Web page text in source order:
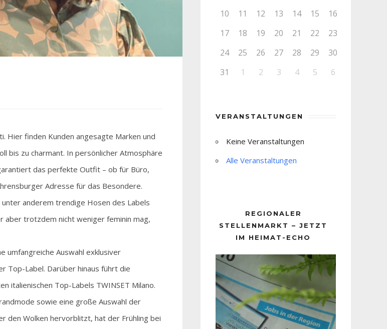
Hier finden Kunden angesagte Marken und
bis zu charmant. In persönlicher Atmosphäre
das perfekte Outfit – ob für Büro,
Adresse für das Besondere.
unter anderem trendige Hosen des Labels
aber trotzdem nicht weniger feminin mag,
umfangreiche Auswahl exklusiver
Top-Label. Darüber hinaus führt die
italienischen Top-Labels TWINSET Milano.
sowie eine große Auswahl der
den Wolken hervorblitzt, hat der Frühling bei
10
11 12 13 14 15
16
17
18 19 20 21 22
23
24
25 26 27 28 29
30
31
1 2 3 4 5 6
VERANSTALTUNGEN
Keine Veranstaltungen
Alle Veranstaltungen
REGIONALER
STELLENMARKT – JETZT
IM HEIMAT-ECHO
Player